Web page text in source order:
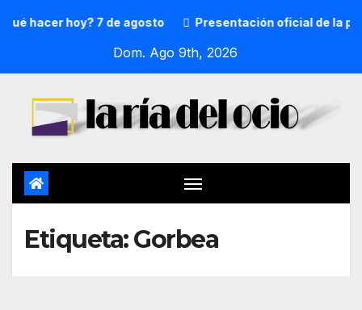
hacer hoy? 7 de agosto Presentación oficial de la
Dom. Ago 9th, 2026
Etiqueta:Gorbea